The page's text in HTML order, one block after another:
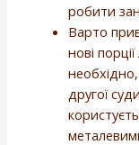
робити
Варто
нові
другої